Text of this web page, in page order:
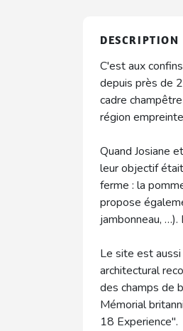
DESCRIPTION
C'est aux
depuis près de
cadre
région
Quand Josiane
leur objectif
ferme : la
propose
jambonneau,
Le site est
architectural
des champs de
Mémorial
18 Experience".